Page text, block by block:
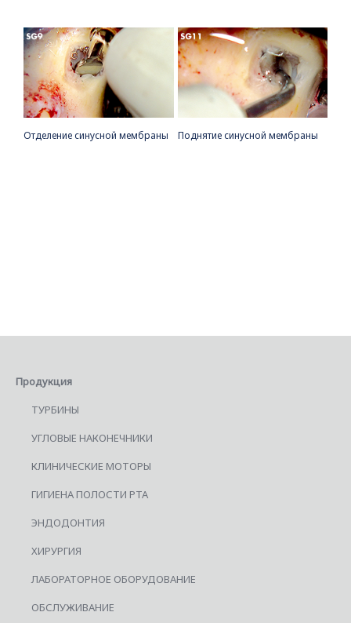
Отделение синусной мембраны Поднятие синусной мембраны
Продукция
ТУРБИНЫ
УГЛОВЫЕ НАКОНЕЧНИКИ
КЛИНИЧЕСКИЕ МОТОРЫ
ГИГИЕНА ПОЛОСТИ РТА
ЭНДОДОНТИЯ
ХИРУРГИЯ
ЛАБОРАТОРНОЕ ОБОРУДОВАНИЕ
ОБСЛУЖИВАНИЕ